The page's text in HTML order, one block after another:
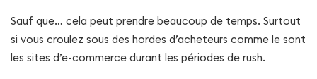
Sauf que… cela peut prendre beaucoup de temps. Surtout
si vous croulez sous des hordes d’acheteurs comme le sont
les sites d’e-commerce durant les périodes de rush.